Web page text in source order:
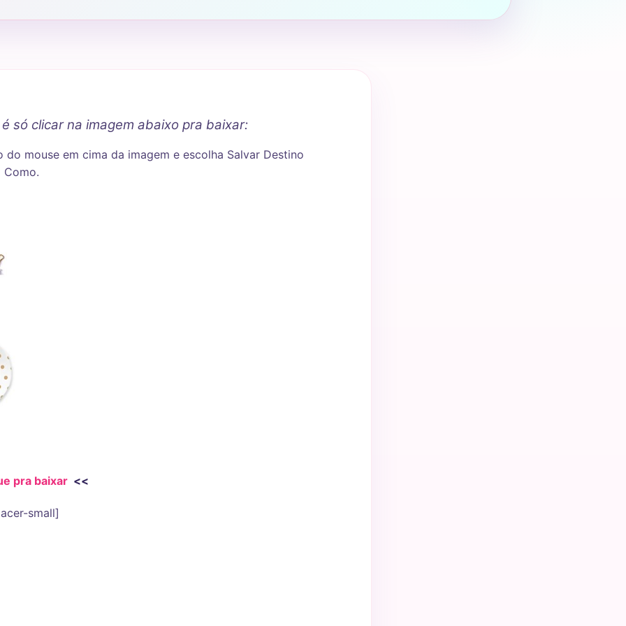
só clicar na imagem abaixo pra baixar:
mouse em cima da imagem e escolha Salvar Destino
Como.
pra baixar <<
small]